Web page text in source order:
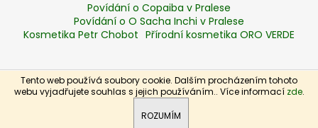
Tento web používá soubory cookie. Dalším procházením tohoto
webu vyjadřujete souhlas s jejich používáním.. Více informací zde.
ROZUMÍM
Povídání o Copaiba v Pralese
Povídání o O Sacha Inchi v Pralese
Kosmetika Petr Chobot Přírodní kosmetika ORO VERDE
Vytvořil Shoptet